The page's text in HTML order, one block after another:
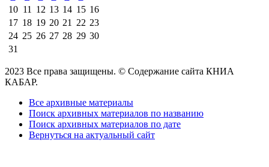
10 11 12 13 14 15 16
17 18 19 20 21 22 23
24 25 26 27 28 29 30
31
2023 Все права защищены. © Содержание сайта КНИА
КАБАР.
Все архивные материалы
Поиск архивных материалов по названию
Поиск архивных материалов по дате
Вернуться на актуальный сайт